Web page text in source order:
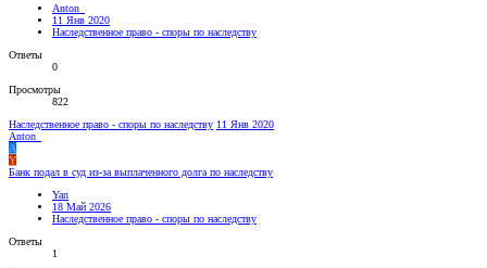
Anton_
11 Янв 2020
Наследственное право - споры по наследству
Ответы
0
Просмотры
822
Наследственное право - споры по наследству 11 Янв 2020
Anton_
A
Y
Банк подал в суд из-за выплаченного долга по наследству
Yan
18 Май 2026
Наследственное право - споры по наследству
Ответы
1